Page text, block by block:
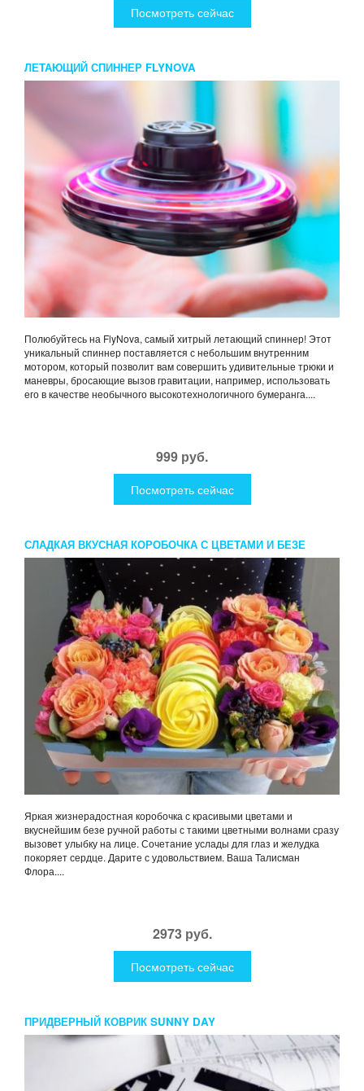
Посмотреть сейчас
ЛЕТАЮЩИЙ СПИННЕР FLYNOVA
Полюбуйтесь на FlyNova, самый хитрый летающий спиннер! Этот
уникальный спиннер поставляется с небольшим внутренним
мотором, который позволит вам совершить удивительные трюки и
маневры, бросающие вызов гравитации, например, использовать
его в качестве необычного высокотехнологичного бумеранга....
999 руб.
Посмотреть сейчас
СЛАДКАЯ ВКУСНАЯ КОРОБОЧКА С ЦВЕТАМИ И БЕЗЕ
Яркая жизнерадостная коробочка с красивыми цветами и
вкуснейшим безе ручной работы с такими цветными волнами сразу
вызовет улыбку на лице. Сочетание услады для глаз и желудка
покоряет сердце. Дарите с удовольствием. Ваша Талисман
Флора....
2973 руб.
Посмотреть сейчас
ПРИДВЕРНЫЙ КОВРИК SUNNY DAY